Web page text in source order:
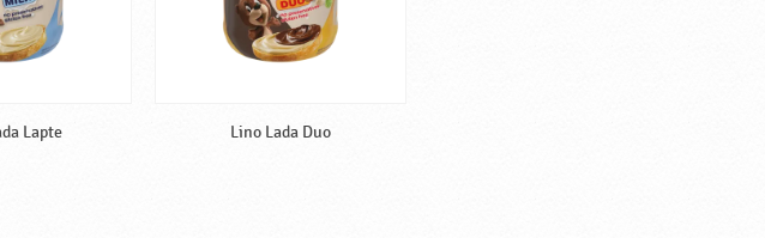
Lapte Lino Lada Duo